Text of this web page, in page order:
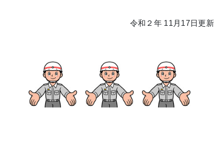
令和２年 11月17日更新